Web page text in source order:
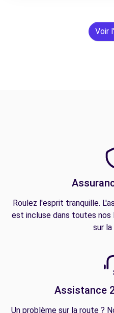
Voir
Roulez l'esprit tranquille.
est incluse dans toutes
sur
Assistance
Un problème sur la route ?